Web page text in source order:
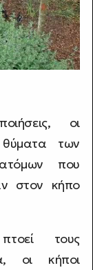
οι
των
που
στον κήπο
τους
οι κήποι